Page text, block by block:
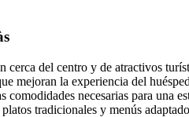
cerca del centro y de atractivos
mejoran la experiencia del
comodidades necesarias para una
tradicionales y menús